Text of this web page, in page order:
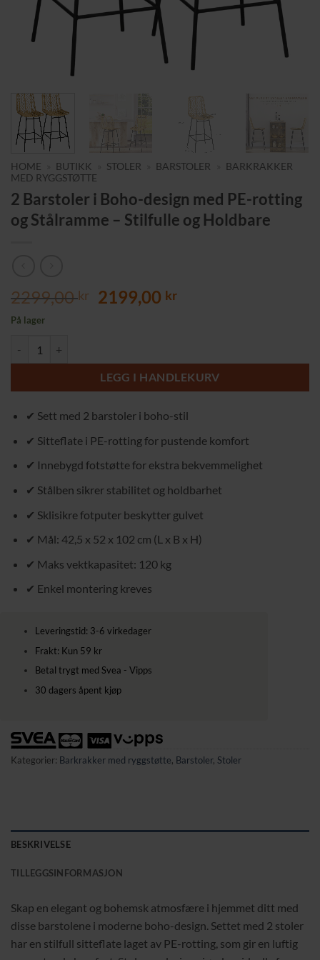
HOME BUTIKK STOLER BARSTOLER
BARKRAKKER
MED RYGGSTØTTE
2 Barstoler i Boho-design med PE-rotting
og Stålramme – Stilfulle og Holdbare
2299,00kr Opprinnelig
2199,00 krNåværende
På lager
LEGG I HANDLEKURV
✔ Sett med 2 barstoler i boho-stil
✔ Sitteflate i PE-rotting for pustende komfort
✔ Innebygd fotstøtte for ekstra bekvemmelighet
✔ Stålben sikrer stabilitet og holdbarhet
✔ Sklisikre fotputer beskytter gulvet
✔ Mål: 42,5 x 52 x 102 cm (L x B x H)
✔ Maks vektkapasitet: 120 kg
✔ Enkel montering kreves
Leveringstid: 3-6 virkedager
Frakt: Kun 59 kr
Betal trygt med Svea - Vipps
30 dagers åpent kjøp
Kategorier: Barkrakker med ryggstøtte, Barstoler, Stoler
BESKRIVELSE
TILLEGGSINFORMASJON
Skap en elegant og bohemsk atmosfære i hjemmet ditt med
disse barstolene i moderne boho-design. Settet med 2 stoler
har en stilfull sitteflate laget av PE-rotting, som gir en luftig